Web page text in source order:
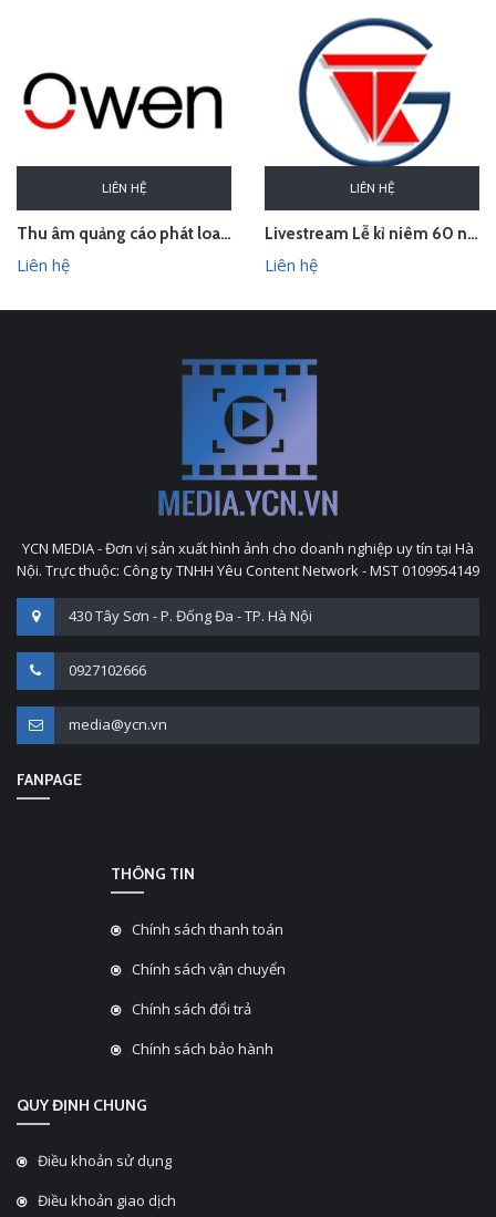
LIÊN HỆ
Thu âm quảng cáo phát loa khai trương cửa hàng Owen Sơn La
Liên hệ
LIÊN HỆ
Livestream Lễ kỉ niêm 60 năm thành lập TEDI
Liên hệ
YCN MEDIA - Đơn vị sản xuất hình ảnh cho doanh nghiệp uy tín tại Hà
Nội. Trực thuộc: Công ty TNHH Yêu Content Network - MST 0109954149
430 Tây Sơn - P. Đống Đa - TP. Hà Nội
0927102666
media@ycn.vn
FANPAGE
THÔNG TIN
Chính sách thanh toán
Chính sách vận chuyển
Chính sách đổi trả
Chính sách bảo hành
QUY ĐỊNH CHUNG
Điều khoản sử dụng
Điều khoản giao dịch